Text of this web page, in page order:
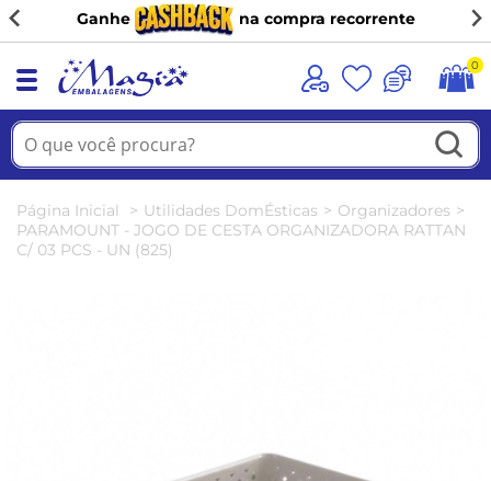
Ganhe na compra recorrente
0
Página Inicial Utilidades DomÉsticas
Organizadores
PARAMOUNT - JOGO DE CESTA ORGANIZADORA RATTAN
C/ 03 PCS - UN (825)